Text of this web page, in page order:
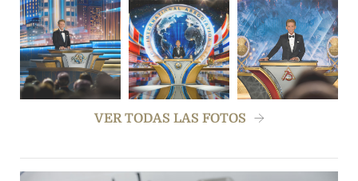
VER TODAS LAS FOTOS